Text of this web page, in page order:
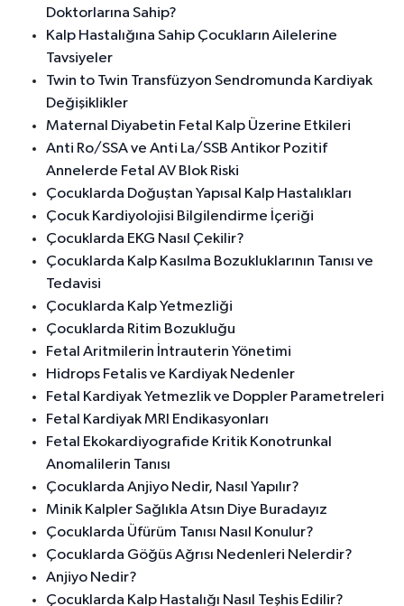
Doktorlarına Sahip?
Kalp Hastalığına Sahip Çocukların Ailelerine
Tavsiyeler
Twin to Twin Transfüzyon Sendromunda Kardiyak
Değişiklikler
Maternal Diyabetin Fetal Kalp Üzerine Etkileri
Anti Ro/SSA ve Anti La/SSB Antikor Pozitif
Annelerde Fetal AV Blok Riski
Çocuklarda Doğuştan Yapısal Kalp Hastalıkları
Çocuk Kardiyolojisi Bilgilendirme İçeriği
Çocuklarda EKG Nasıl Çekilir?
Çocuklarda Kalp Kasılma Bozukluklarının Tanısı ve
Tedavisi
Çocuklarda Kalp Yetmezliği
Çocuklarda Ritim Bozukluğu
Fetal Aritmilerin İntrauterin Yönetimi
Hidrops Fetalis ve Kardiyak Nedenler
Fetal Kardiyak Yetmezlik ve Doppler Parametreleri
Fetal Kardiyak MRI Endikasyonları
Fetal Ekokardiyografide Kritik Konotrunkal
Anomalilerin Tanısı
Çocuklarda Anjiyo Nedir, Nasıl Yapılır?
Minik Kalpler Sağlıkla Atsın Diye Buradayız
Çocuklarda Üfürüm Tanısı Nasıl Konulur?
Çocuklarda Göğüs Ağrısı Nedenleri Nelerdir?
Anjiyo Nedir?
Çocuklarda Kalp Hastalığı Nasıl Teşhis Edilir?